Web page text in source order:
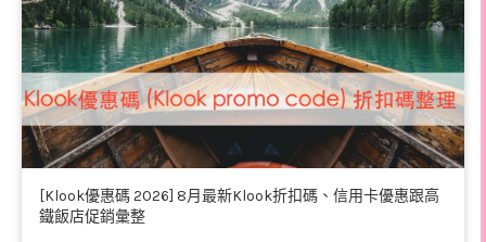
[Klook優惠碼 2026] 8月最新Klook折扣碼、信用卡優惠跟高
鐵飯店促銷彙整